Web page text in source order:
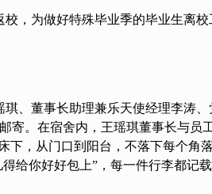
， 为做好特殊毕业季的毕业生离
、董事长助理兼乐天使经理李涛
。在宿舍内，王瑶琪董事长与员
下，从门口到阳台，不落下每个角
给你好好包上”，每一件行李都记